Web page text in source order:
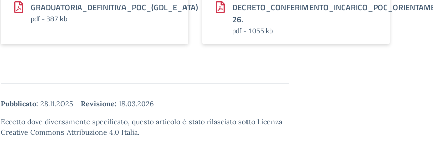
GRADUATORIA_DEFINITIVA_POC_(GDL_E_ATA)
pdf - 387 kb
26.
pdf - 1055 kb
Pubblicato: 28.11.2025 - Revisione: 18.03.2026
Eccetto dove diversamente specificato, questo articolo è stato rilasciato sotto Licenza
Creative Commons Attribuzione 4.0 Italia.